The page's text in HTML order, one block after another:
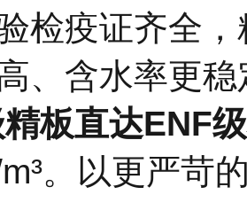
检疫证齐全
、含水率更稳
板直达ENF
。以更严苛